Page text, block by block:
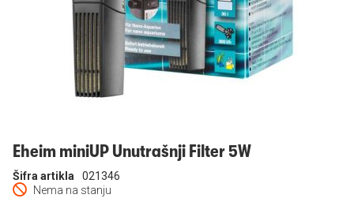
Eheim miniUP Unutrašnji Filter 5W
Nema na stanju
Šifra artikla 021346